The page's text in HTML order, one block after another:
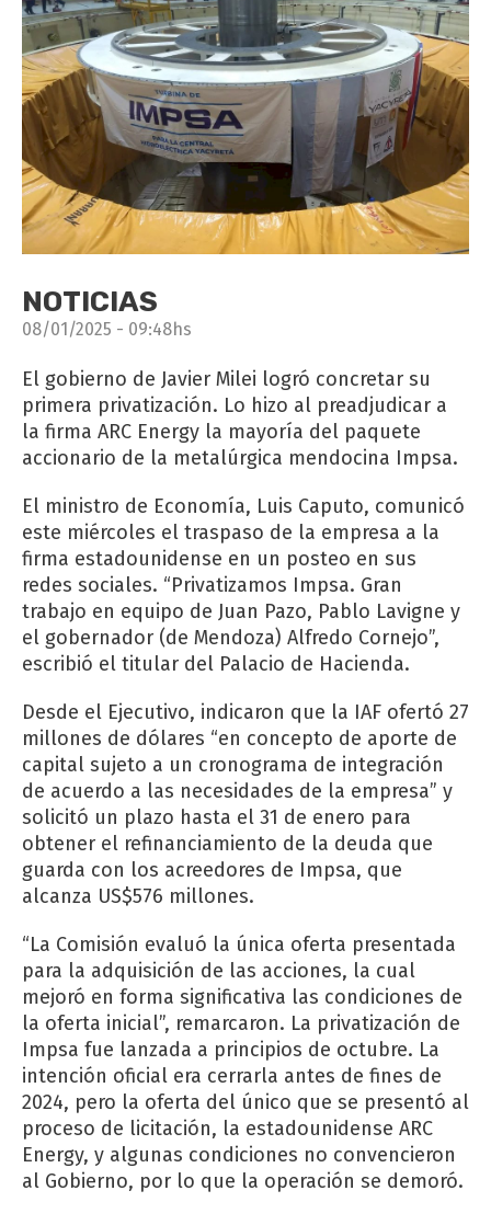
NOTICIAS
08/01/2025 - 09:48hs
El gobierno de Javier Milei logró concretar su
primera privatización. Lo hizo al preadjudicar a
la firma ARC Energy la mayoría del paquete
accionario de la metalúrgica mendocina Impsa.
El ministro de Economía, Luis Caputo, comunicó
este miércoles el traspaso de la empresa a la
firma estadounidense en un posteo en sus
redes sociales. “Privatizamos Impsa. Gran
trabajo en equipo de Juan Pazo, Pablo Lavigne y
el gobernador (de Mendoza) Alfredo Cornejo”,
escribió el titular del Palacio de Hacienda.
Desde el Ejecutivo, indicaron que la IAF ofertó 27
millones de dólares “en concepto de aporte de
capital sujeto a un cronograma de integración
de acuerdo a las necesidades de la empresa” y
solicitó un plazo hasta el 31 de enero para
obtener el refinanciamiento de la deuda que
guarda con los acreedores de Impsa, que
alcanza US$576 millones.
“La Comisión evaluó la única oferta presentada
para la adquisición de las acciones, la cual
mejoró en forma significativa las condiciones de
la oferta inicial”, remarcaron. La privatización de
Impsa fue lanzada a principios de octubre. La
intención oficial era cerrarla antes de fines de
2024, pero la oferta del único que se presentó al
proceso de licitación, la estadounidense ARC
Energy, y algunas condiciones no convencieron
al Gobierno, por lo que la operación se demoró.